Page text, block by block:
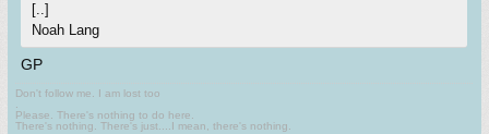
[..]
Noah Lang
GP
Don't follow me. I am lost too
Please. There's nothing to do here.
There's nothing. There's just....I mean, there's nothing.